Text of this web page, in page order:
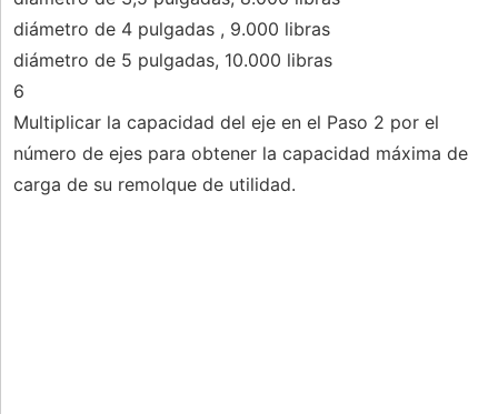
diámetro de 4 pulgadas , 9.000 libras
diámetro de 5 pulgadas, 10.000 libras
6
Multiplicar la capacidad del eje en el Paso 2 por el
número de ejes para obtener la capacidad máxima de
carga de su remolque de utilidad.